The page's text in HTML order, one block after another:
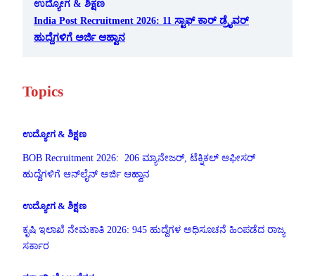
ಉದ್ಯೋಗ & ಶಿಕ್ಷಣ
India Post Recruitment 2026: 11 ಸ್ಟಾಫ್ ಕಾರ್ ಡ್ರೈವರ್
ಹುದ್ದೆಗಳಿಗೆ ಅರ್ಜಿ ಆಹ್ವಾನ
Topics
ಉದ್ಯೋಗ & ಶಿಕ್ಷಣ
BOB Recruitment 2026: 206 ಮ್ಯಾನೇಜರ್, ಟೆಕ್ನಿಕಲ್ ಆಫೀಸರ್
ಹುದ್ದೆಗಳಿಗೆ ಆನ್‌ಲೈನ್ ಅರ್ಜಿ ಆಹ್ವಾನ
ಉದ್ಯೋಗ & ಶಿಕ್ಷಣ
ಕೃಷಿ ಇಲಾಖೆ ನೇಮಕಾತಿ 2026: 945 ಹುದ್ದೆಗಳ ಅಧಿಸೂಚನೆ ಹಿಂಪಡೆದ ರಾಜ್ಯ
ಸರ್ಕಾರ